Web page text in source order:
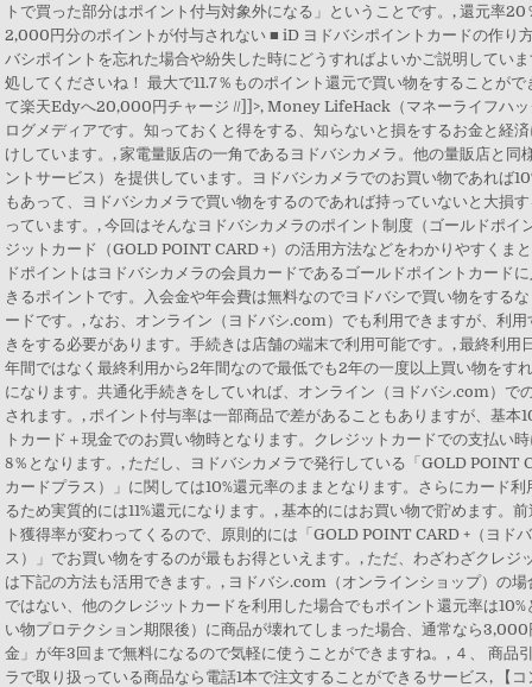
トで買った部分はポイント付与対象外になる」ということです。, 還元率
2,000円分のポイントが付与されない ■ iD ヨドバシポイントカードの作り
バシポイントを忘れた場合や紛失した時にどうすればよいかご説明してい
処してくださいね！ 最大で11.7％ものポイント還元で買い物をすることが
て楽天Edyへ20,000円チャージ //]]>, Money LifeHack（マネーライフハッ
ログメディアです。知っておくと得をする、知らないと損をするお金と経
けしています。, 家電量販店の一角であるヨドバシカメラ。他の量販店と同
ントサービス）を提供しています。ヨドバシカメラでのお買い物であれば
もあって、ヨドバシカメラで買い物をするのであれば持っていないと大損
っています。, 今回はそんなヨドバシカメラのポイント制度（ゴールドポイ
ジットカード（GOLD POINT CARD +）の活用方法などをわかりやすくま
ドポイントはヨドバシカメラの会員カードであるゴールドポイントカード
きるポイントです。入会金や年会費は無料なのでヨドバシで買い物をする
ードです。, なお、オンライン（ヨドバシ.com）でも利用できますが、利
きをする必要があります。手続きは店舗の端末で利用可能です。, 最終利
年間ではなく最終利用から2年間なので最低でも2年の一度以上買い物をす
になります。共通化手続きをしていれば、オンライン（ヨドバシ.com）で
されます。, ポイント付与率は一部商品で差があることもありますが、基本
トカード＋現金でのお買い物時となります。クレジットカードでの支払い
8％となります。, ただし、ヨドバシカメラで発行している「GOLD POINT
カードプラス）」に関しては10%還元率のままとなります。さらにカード
るため実質的には11%還元になります。, 基本的にはお買い物で貯めます。
ト獲得率が変わってくるので、原則的には「GOLD POINT CARD +（ヨド
ス）」でお買い物をするのが最もお得といえます。, ただ、わざわざクレジ
は下記の方法も活用できます。, ヨドバシ.com（オンラインショップ）の
ではない、他のクレジットカードを利用した場合でもポイント還元率は
い物プロテクション期限後）に商品が壊れてしまった場合、通常なら
金」が年3回まで無料になるので気軽に使うことができますね。, ４、 商品
ラで取り扱っている商品なら電話1本で注文することができるサービス, 【